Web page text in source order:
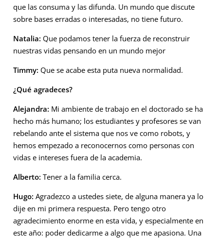
que las consuma y las difunda. Un mundo que discute
sobre bases erradas o interesadas, no tiene futuro.
Natalia: Que podamos tener la fuerza de reconstruir
nuestras vidas pensando en un mundo mejor
Timmy: Que se acabe esta puta nueva normalidad.
¿Qué agradeces?
Alejandra: Mi ambiente de trabajo en el doctorado se ha
hecho más humano; los estudiantes y profesores se van
rebelando ante el sistema que nos ve como robots, y
hemos empezado a reconocernos como personas con
vidas e intereses fuera de la academia.
Alberto: Tener a la familia cerca.
Hugo: Agradezco a ustedes siete, de alguna manera ya lo
dije en mi primera respuesta. Pero tengo otro
agradecimiento enorme en esta vida, y especialmente en
este año: poder dedicarme a algo que me apasiona. Una